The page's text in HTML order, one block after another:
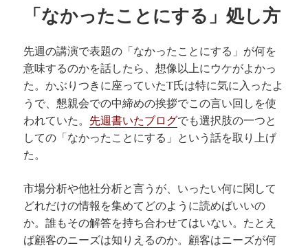
「なかったことにする」処し方
先週の講演で表題の「なかったことにする」が何を
意味するのかを話したら、想像以上にウケがよかっ
た。かぶりつきに座っていたT氏は特に気に入ったよ
うで、懇親会での中締めの挨拶でこの言い回しを使
われていた。 先週書いたブログでも選択肢の一つと
しての「なかったことにする」という話を取り上げ
た。
市場分析や他社分析と言うが、いったい何に関して
どれだけの情報を集めてどのように読めばいいの
か。誰もその解答を持ち合わせてはいない。たとえ
ば顧客のニーズは知りえるのか。顧客はニーズが何